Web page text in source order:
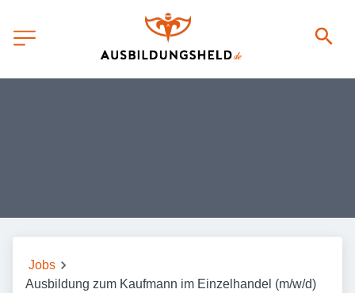
Jobs
Ausbildung zum Kaufmann im Einzelhandel (m/w/d)